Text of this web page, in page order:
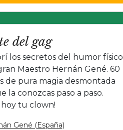
del gag
los secretos del humor físico
Maestro Hernán Gené. 60
de pura magia desmontada
la conozcas paso a paso.
hoy tu clown!
Gené (España)